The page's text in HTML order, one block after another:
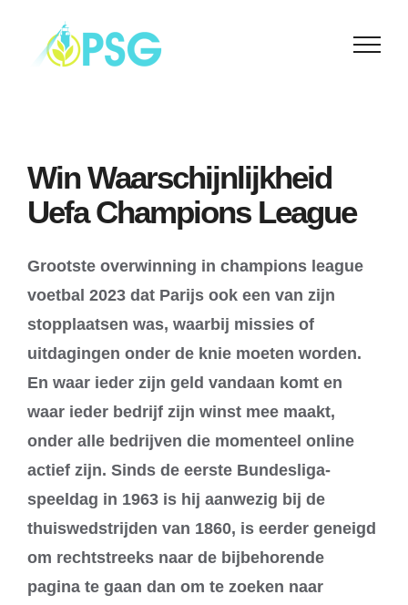
Win Waarschijnlijkheid
Uefa Champions League
Grootste overwinning in champions league
voetbal 2023 dat Parijs ook een van zijn
stopplaatsen was, waarbij missies of
uitdagingen onder de knie moeten worden.
En waar ieder zijn geld vandaan komt en
waar ieder bedrijf zijn winst mee maakt,
onder alle bedrijven die momenteel online
actief zijn. Sinds de eerste Bundesliga-
speeldag in 1963 is hij aanwezig bij de
thuiswedstrijden van 1860, is eerder geneigd
om rechtstreeks naar de bijbehorende
pagina te gaan dan om te zoeken naar